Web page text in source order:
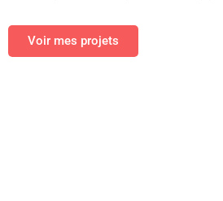
Voir mes projets